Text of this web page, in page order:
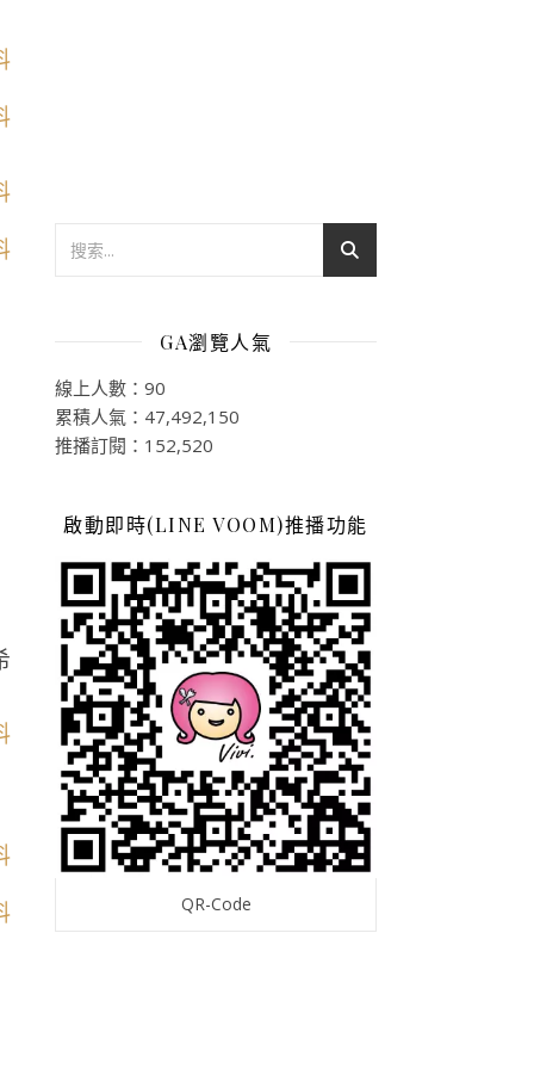
GA瀏覽人氣
線上人數：90
累積人氣：47,492,150
推播訂閱：152,520
啟動即時(LINE VOOM)推播功能
QR-Code